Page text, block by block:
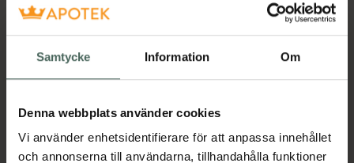
Samtycke Information Om
Denna webbplats använder cookies
Vi använder enhetsidentifierare för att anpassa innehållet
och annonserna till användarna, tillhandahålla funktioner
Beskrivning Dölj
Den skonsamma formulan i svenska VagiVital
Calming Intimate Gel är utformad för att ge